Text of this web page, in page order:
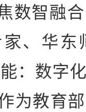
数智融
、华东
：数字
为教育